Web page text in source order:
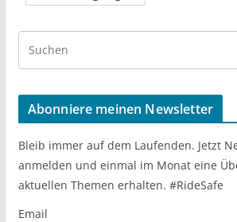
r
c
h
Abonniere meinen Newsletter
Bleib immer auf dem Laufenden. Jetzt
anmelden und einmal im Monat eine
aktuellen Themen erhalten. #RideSafe
Email